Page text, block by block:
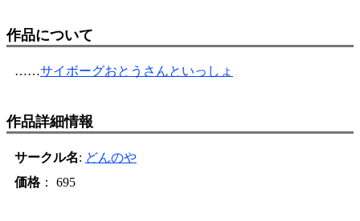
作品について
……サイボーグおとうさんといっしょ
作品詳細情報
サークル名: どんのや
価格： 695